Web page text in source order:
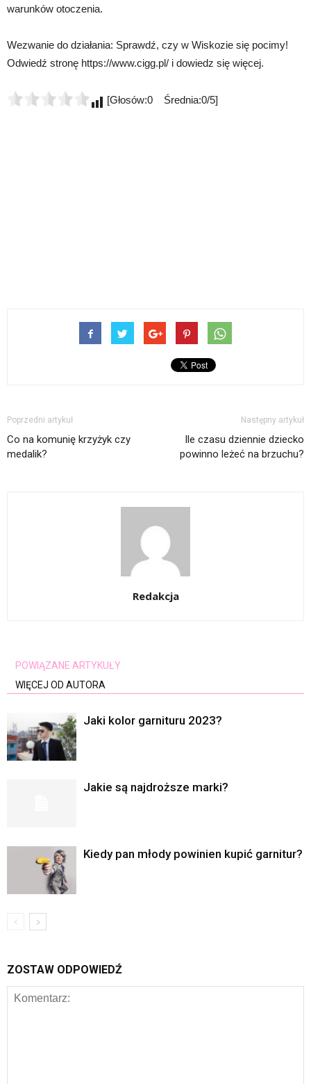
warunków otoczenia.
Wezwanie do działania: Sprawdź, czy w Wiskozie się pocimy!
Odwiedź stronę https://www.cigg.pl/ i dowiedz się więcej.
[Głosów:0 Średnia:0/5]
Poprzedni artykuł
Co na komunię krzyżyk czy
medalik?
Następny artykuł
Ile czasu dziennie dziecko
powinno leżeć na brzuchu?
Redakcja
POWIĄZANE ARTYKUŁY
WIĘCEJ OD AUTORA
Jaki kolor garnituru 2023?
Jakie są najdroższe marki?
Kiedy pan młody powinien kupić garnitur?
ZOSTAW ODPOWIEDŹ